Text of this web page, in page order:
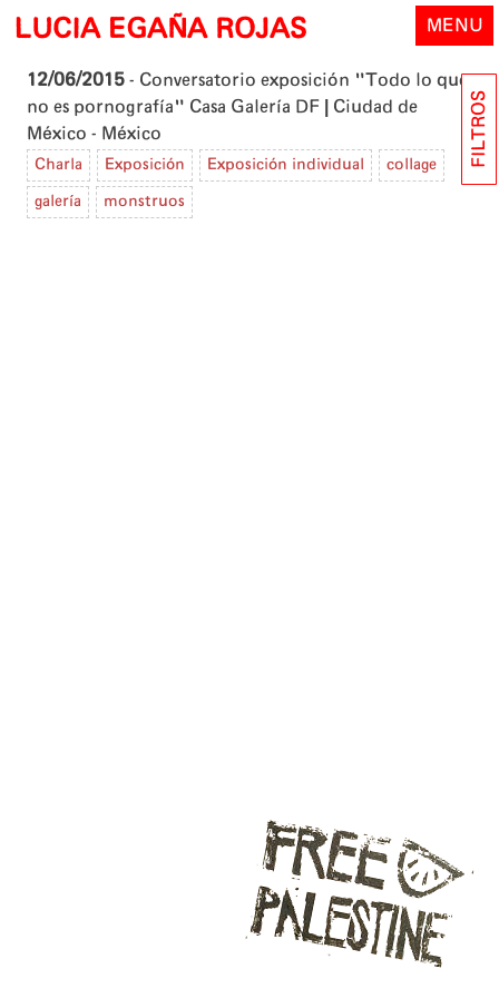
Skip
content
LUCIA EGAÑA ROJAS MENU
12/06/2015 - Conversatorio exposición "Todo lo que
no es pornografía" Casa Galería DF
Ciudad de
México - México
Charla Exposición Exposición individual collage
galería monstruos
FILTROS